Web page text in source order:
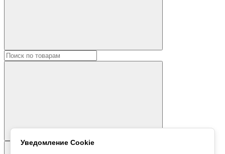
Уведомление Cookie